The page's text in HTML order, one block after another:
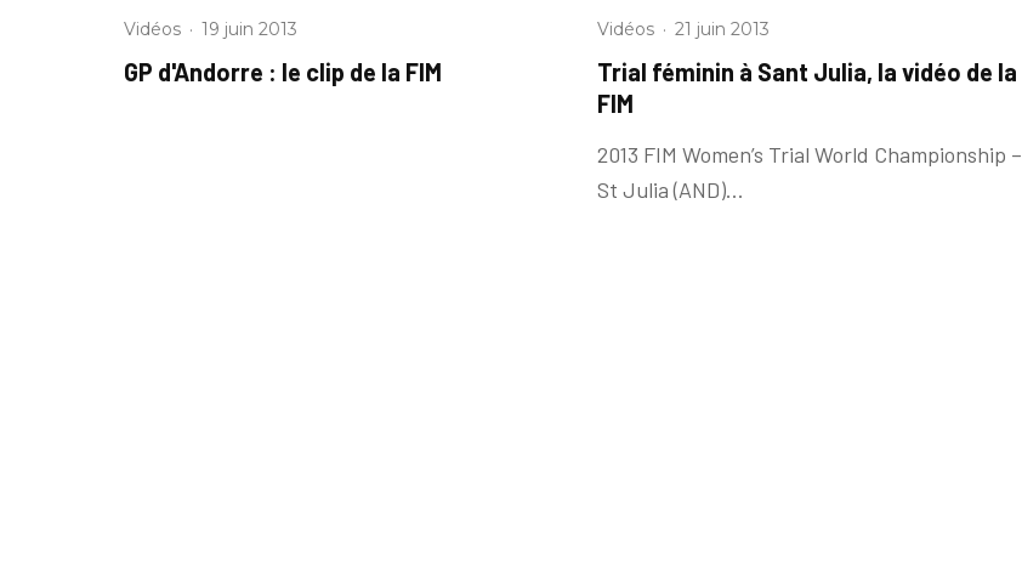
Vidéos · 19 juin 2013
GP d'Andorre : le clip de la FIM
Vidéos · 21 juin 2013
Trial féminin à Sant Julia, la vidéo de la
FIM
2013 FIM Women’s Trial World Championship –
St Julia (AND)...